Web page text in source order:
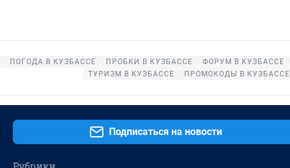
ПОГОДА В КУЗБАССЕ ПРОБКИ В КУЗБАССЕ ФОРУМ В КУЗБАССЕ
ТУРИЗМ В КУЗБАССЕ
ПРОМОКОДЫ В КУЗБАССЕ
Подписаться на новости